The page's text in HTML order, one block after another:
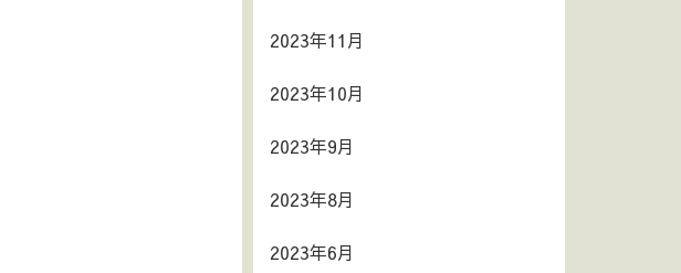
2023年11月
2023年10月
2023年9月
2023年8月
2023年6月